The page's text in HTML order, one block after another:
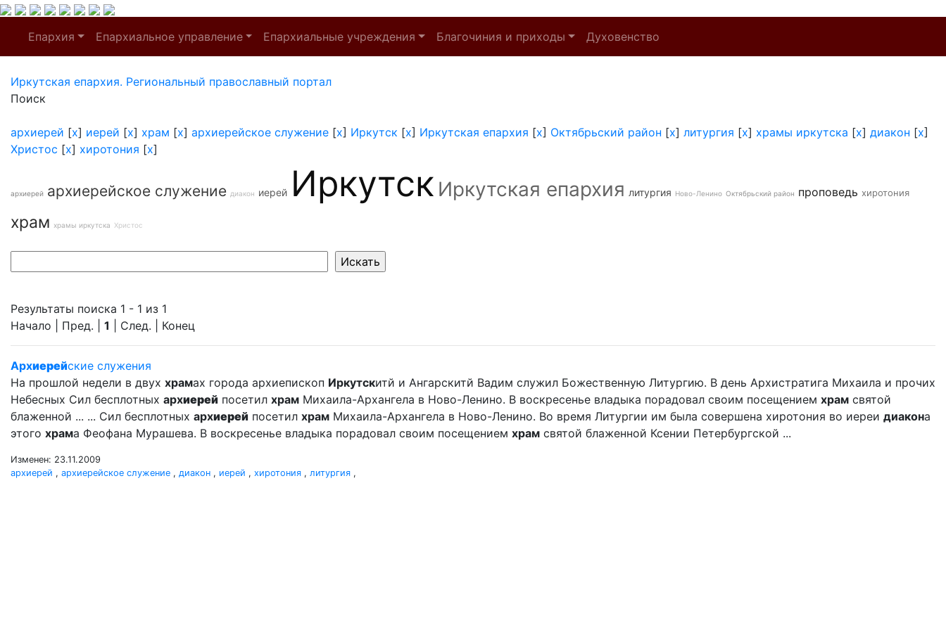
Епархия Епархиальное управление Епархиальные учреждения Благочиния и приходы Духовенство
Иркутская епархия. Региональный православный портал
Поиск
архиерей [x] иерей [x] храм [x] архиерейское служение [x] Иркутск [x] Иркутская епархия [x] Октябрьский район [x] литургия [x] храмы иркутска [x] диакон [x]
Христос [x] хиротония [x]
архиерей архиерейское служение диакон иерей Иркутск Иркутская епархия литургия Ново-Ленино Октябрьский район проповедь хиротония
храм храмы иркутска Христос
Результаты поиска 1 - 1 из 1
Начало | Пред. | 1 | След. | Конец
Архиерейские служения
На прошлой недели в двух храмах города архиепископ Иркутскитй и Ангарскитй Вадим служил Божественную Литургию. В день Архистратига Михаила и прочих
Небесных Сил бесплотных архиерей посетил храм Михаила-Архангела в Ново-Ленино. В воскресенье владыка порадовал своим посещением храм святой
блаженной ... ... Сил бесплотных архиерей посетил храм Михаила-Архангела в Ново-Ленино. Во время Литургии им была совершена хиротония во иереи диакона
этого храма Феофана Мурашева. В воскресенье владыка порадовал своим посещением храм святой блаженной Ксении Петербургской ...
Изменен: 23.11.2009
архиерей , архиерейское служение , диакон , иерей , хиротония , литургия ,